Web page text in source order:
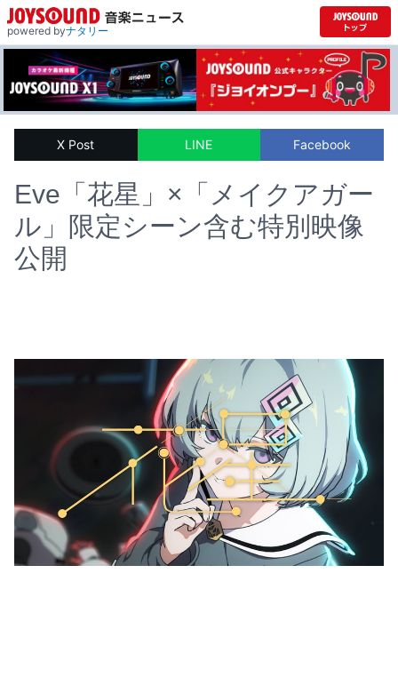
powered byナタリー
X Post LINE Facebook
Eve「花星」×「メイクアガー
ル」限定シーン含む特別映像
公開